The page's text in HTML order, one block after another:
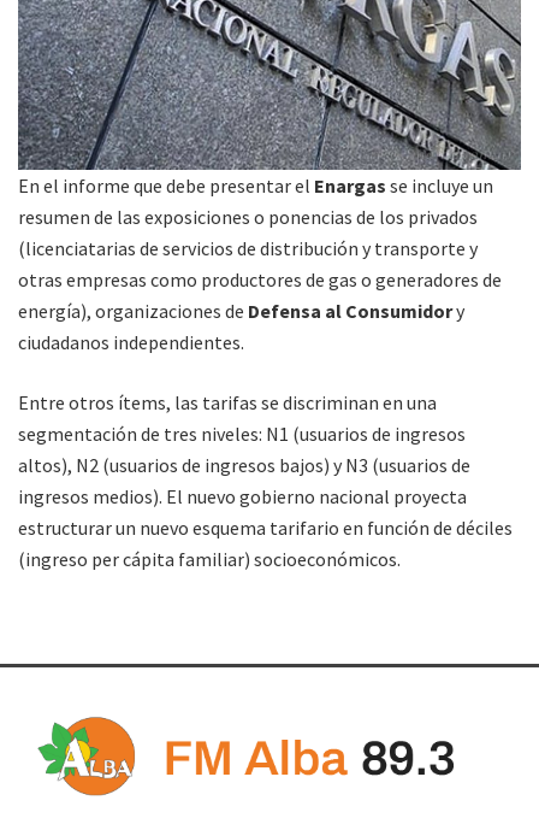
En el informe que debe presentar el Enargas se incluye un
resumen de las exposiciones o ponencias de los privados
(licenciatarias de servicios de distribución y transporte y
otras empresas como productores de gas o generadores de
energía), organizaciones de Defensa al Consumidory
ciudadanos independientes.
Entre otros ítems, las tarifas se discriminan en una
segmentación de tres niveles: N1 (usuarios de ingresos
altos), N2 (usuarios de ingresos bajos) y N3 (usuarios de
ingresos medios). El nuevo gobierno nacional proyecta
estructurar un nuevo esquema tarifario en función de déciles
(ingreso per cápita familiar) socioeconómicos.